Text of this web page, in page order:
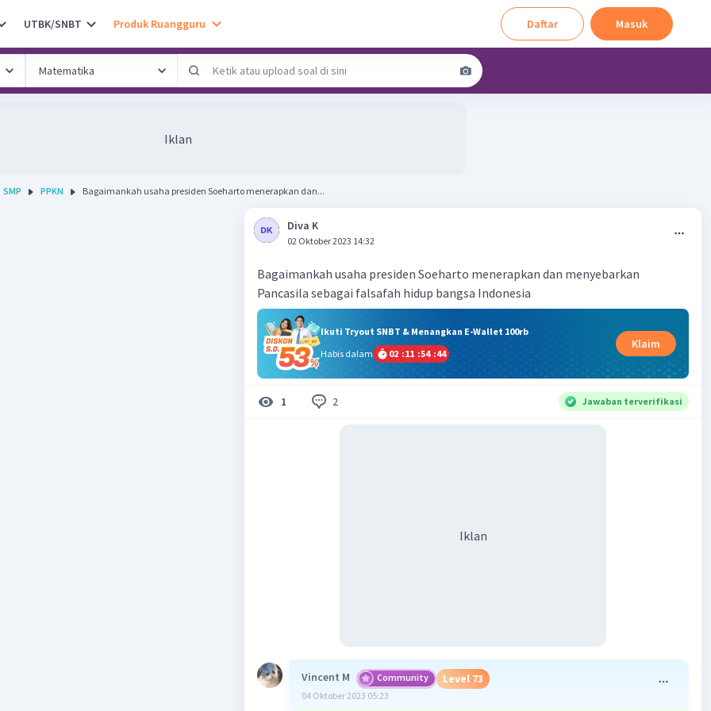
UTBK/SNBT Produk Ruangguru Daftar Masuk
Iklan
SMP PPKN Bagaimankah usaha presiden Soeharto menerapkan dan...
Diva K
02 Oktober 2023 14:32
Bagaimankah usaha presiden Soeharto menerapkan dan menyebarkan
Pancasila sebagai falsafah hidup bangsa Indonesia
Ikuti Tryout SNBT & Menangkan E-Wallet 100rb
Habis dalam
02 :11 :54 :44
Klaim
1 2 Jawaban terverifikasi
Iklan
Vincent M Community Level 73
04 Oktober 2023 05:23